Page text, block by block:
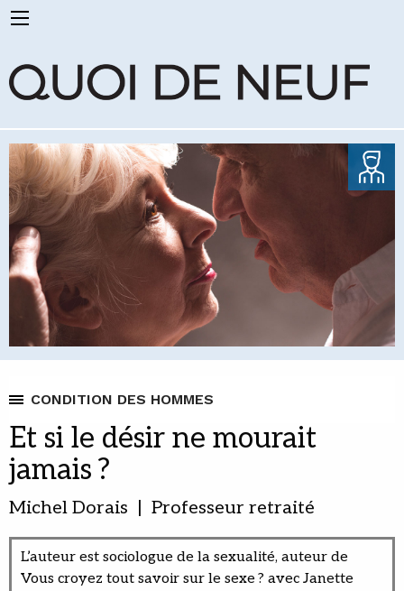
CONDITION DES HOMMES
Et si le désir ne mourait
jamais ?
Michel Dorais | Professeur retraité
L’auteur est sociologue de la sexualité, auteur de
Vous croyez tout savoir sur le sexe ? avec Janette